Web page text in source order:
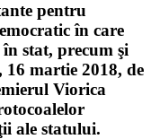
pentru
în care
stat, precum şi
martie 2018, de
Viorica
ale statului.